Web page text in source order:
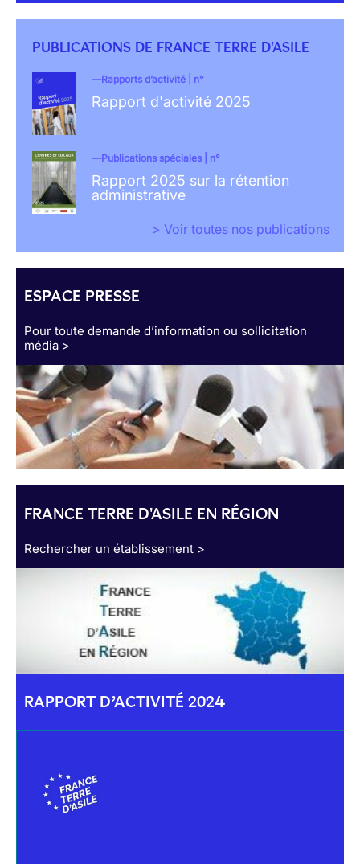
PUBLICATIONS DE FRANCE TERRE D'ASILE
Rapports d’activité | n°
Rapport d'activité 2025
Publications spéciales | n°
Rapport 2025 sur la rétention
administrative
> Voir toutes nos publications
ESPACE PRESSE
Pour toute demande d’information ou sollicitation
média >
FRANCE TERRE D'ASILE EN RÉGION
Rechercher un établissement >
RAPPORT D’ACTIVITÉ 2024